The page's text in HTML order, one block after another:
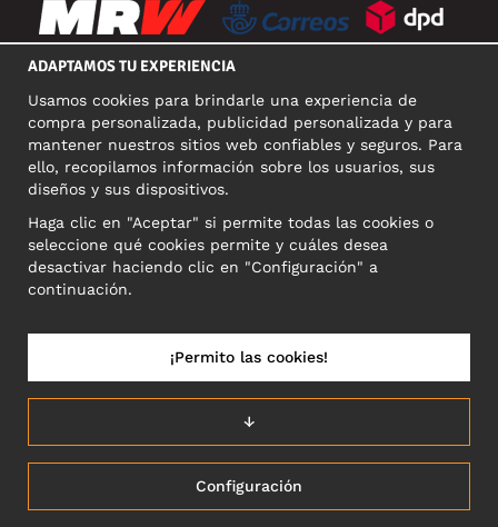
REDES SOCIALES
DIRECCIÓN COMERCIAL
Motley Denim Europe OÜ
Narva mnt 5, EE-10117 Tallinn
Reg: 12356245
ESPAÑA/ESPAÑOL
ADAPTAMOS TU EXPERIENCIA
Usamos cookies para brindarle una experiencia de
compra personalizada, publicidad personalizada y para
mantener nuestros sitios web confiables y seguros. Para
ello, recopilamos información sobre los usuarios, sus
diseños y sus dispositivos.
Haga clic en "Aceptar" si permite todas las cookies o
seleccione qué cookies permite y cuáles desea
desactivar haciendo clic en "Configuración" a
continuación.
Configuración
↓
¡Permito las cookies!